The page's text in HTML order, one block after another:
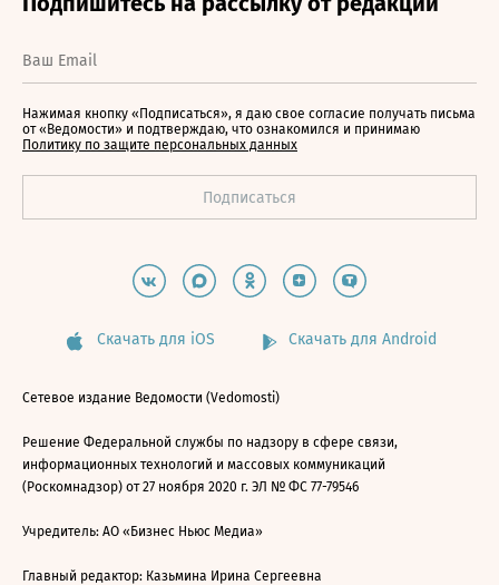
Нажимая кнопку «Подписаться», я даю свое согласие получать письма
от «Ведомости» и подтверждаю, что ознакомился и принимаю
Политику по защите персональных данных
Скачать для iOS Скачать для Android
Сетевое издание Ведомости (Vedomosti)
Решение Федеральной службы по надзору в сфере связи,
информационных технологий и массовых коммуникаций
(Роскомнадзор) от 27 ноября 2020 г. ЭЛ № ФС 77-79546
Учредитель: АО «Бизнес Ньюс Медиа»
Главный редактор: Казьмина Ирина Сергеевна